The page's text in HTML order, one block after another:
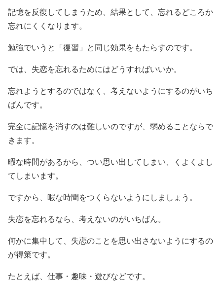
記憶を反復してしまうため、結果として、忘れるどころか
忘れにくくなります。
勉強でいうと「復習」と同じ効果をもたらすのです。
では、失恋を忘れるためにはどうすればいいか。
忘れようとするのではなく、考えないようにするのがいち
ばんです。
完全に記憶を消すのは難しいのですが、弱めることならで
きます。
暇な時間があるから、つい思い出してしまい、くよくよし
てしまいます。
ですから、暇な時間をつくらないようにしましょう。
失恋を忘れるなら、考えないのがいちばん。
何かに集中して、失恋のことを思い出さないようにするの
が得策です。
たとえば、仕事・趣味・遊びなどです。